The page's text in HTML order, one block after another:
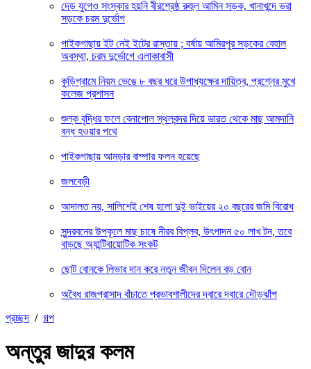
দেড় যুগেও সংস্কার হয়নি বীরশ্রেষ্ঠ রুহুল আমিন সড়ক, খানাখন্দে ভরা
সড়কে চরম দুর্ভোগ
পাইকগাছায় ইট নেই ইটের রাস্তায় ; বর্ষায় আমিরপুর সড়কের বেহাল
অবস্থা, চরম দুর্ভোগে এলাকাবাসী
কুড়িগ্রামে নিয়ম ভেঙে ৮ বছর ধরে উপাধ্যক্ষের দায়িত্ব, প্রশ্নের মুখে
কলেজ প্রশাসন
শুল্ক বৃদ্ধির ফলে বেনাপোল স্থলবন্দর দিয়ে ভারত থেকে মাছ আমদানি
বন্ধ হওয়ার পথে
পাইকগাছায় আমড়ার বাম্পার ফলন হয়েছে
জলবেড়ী
আদালত নয়, সালিশেই শেষ হলো দুই ভাইয়ের ২০ বছরের জমি বিরোধ
সুন্দরবনের উপকূলে মাছ চাষে নীরব বিপ্লব, উৎপাদন ৫০ লাখ টন, তবে
বাড়ছে অ্যান্টিবায়োটিক সংকট
ছোট বোনকে লিভার দান করে নতুন জীবন দিলেন বড় বোন
অবৈধ রাজপ্রাসাদ বাঁচাতে প্রভাবশালীদের দ্বারে দ্বারে দৌড়ঝাঁপ
প্রচ্ছদ / গল্প
অন্তুর জাদুর কলম